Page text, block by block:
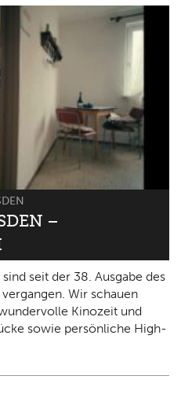
–
seit der 38. Ausgabe des
Wir schauen
Kinozeit und
sowie persönliche High-